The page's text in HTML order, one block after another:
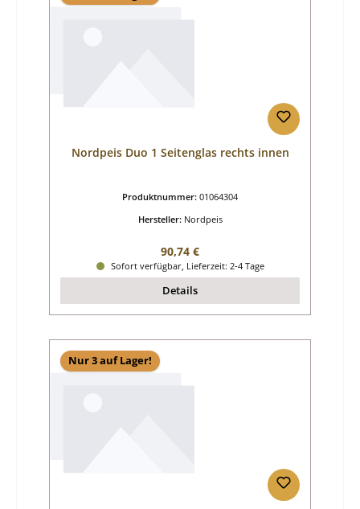
Nordpeis Duo 1 Seitenglas rechts innen
Produktnummer: 01064304
Hersteller: Nordpeis
Regulärer Preis:
90,74 €
Sofort verfügbar, Lieferzeit: 2-4 Tage
Details
Nur 3 auf Lager!